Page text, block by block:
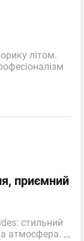
літом.
приємний
стильний
атмосфера. ...